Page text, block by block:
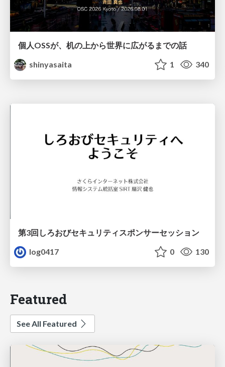
個人OSSが、机の上から世界に広がるまでの話
shinyasaita
1 340
第3回しろおびセキュリティスポンサーセッション
log0417
0 130
Featured
See All Featured